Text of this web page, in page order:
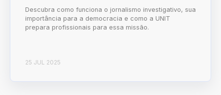
Descubra como funciona o jornalismo investigativo, sua
importância para a democracia e como a UNIT
prepara profissionais para essa missão.
25 JUL 2025